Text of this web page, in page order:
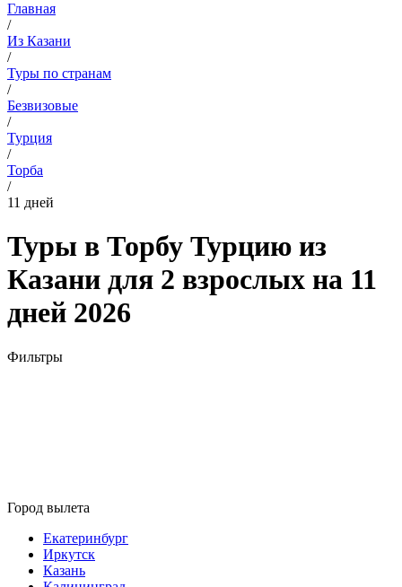
Главная
/
Из Казани
/
Туры по странам
/
Безвизовые
/
Турция
/
Торба
/
11 дней
Туры в Торбу Турцию из
Казани для 2 взрослых на 11
дней 2026
Фильтры
Город вылета
Екатеринбург
Иркутск
Казань